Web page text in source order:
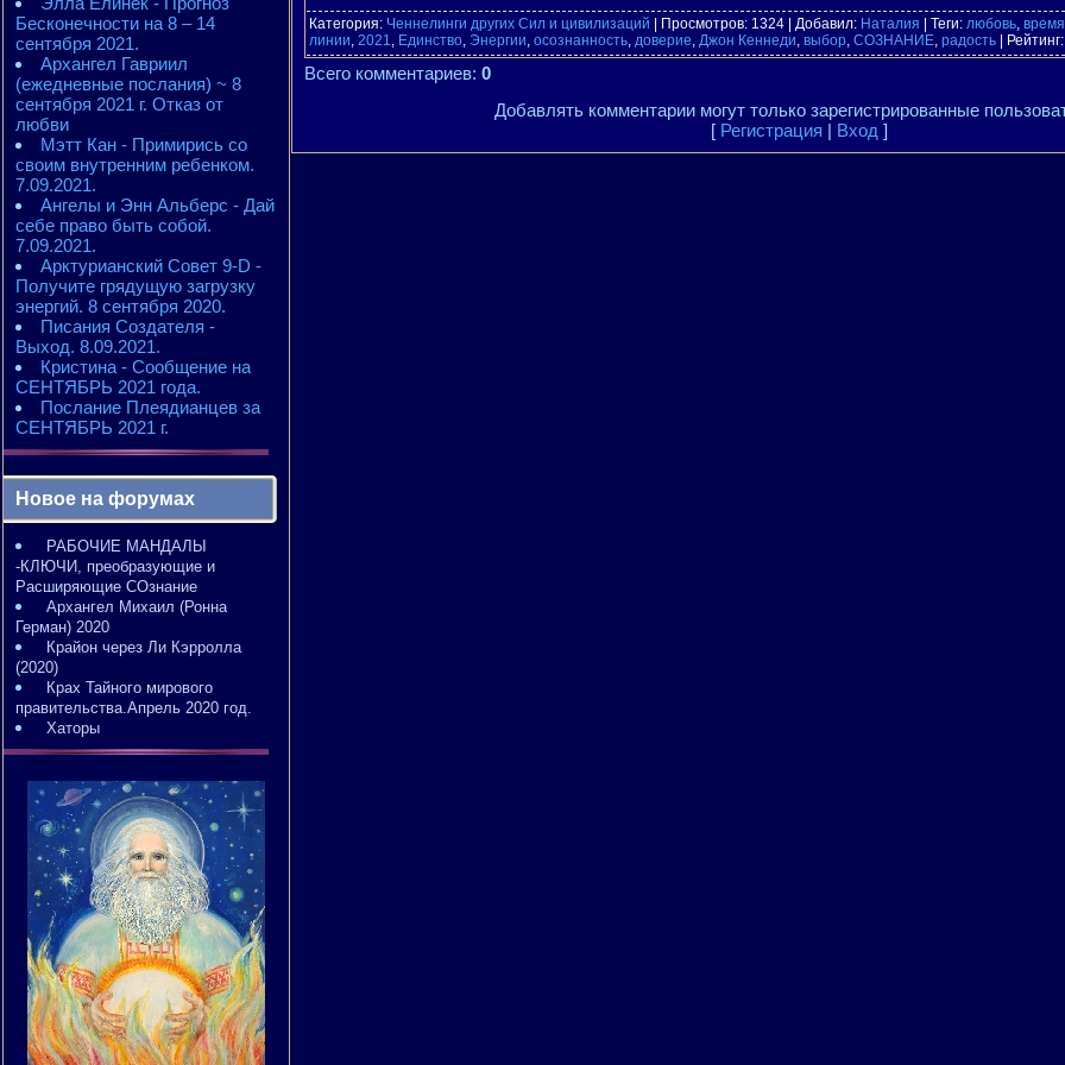
Бесконечности на 8 – 14
сентября 2021.
Архангел Гавриил
(ежедневные послания) ~ 8
сентября 2021 г. Отказ от
любви
Мэтт Кан - Примирись со
своим внутренним ребенком.
7.09.2021.
Ангелы и Энн Альберс - Дай
себе право быть собой.
7.09.2021.
Арктурианский Совет 9-D -
Получите грядущую загрузку
энергий. 8 сентября 2020.
Писания Создателя -
Выход. 8.09.2021.
Кристина - Сообщение на
СЕНТЯБРЬ 2021 года.
Послание Плеядианцев за
СЕНТЯБРЬ 2021 г.
Новое на форумах
РАБОЧИЕ МАНДАЛЫ
-КЛЮЧИ, преобразующие и
Расширяющие СОзнание
Архангел Михаил (Ронна
Герман) 2020
Крайон через Ли Кэрролла
(2020)
Крах Тайного мирового
правительства.Апрель 2020 год.
Хаторы
Категория: Ченнелинги других Сил и цивилизаций Просмотров: 1324 | Добавил: Наталия Теги: любовь, время
линии, 2021, Единство, Энергии, осознанность, доверие, Джон Кеннеди, выбор, СОЗНАНИЕ, радость Рейтинг:
Всего комментариев: 0
Добавлять комментарии могут только зарегистрированные
[ Регистрация | Вход ]